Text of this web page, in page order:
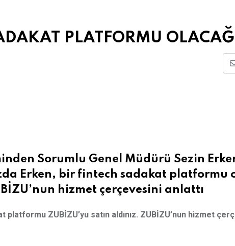
PLATFORMU
Sorumlu Genel Müdürü Sezin
Erken, bir fintech sadakat platformu
hizmet çerçevesini anlattı
platformu ZUBİZU’yu satın aldınız. ZUBİZU’nun hizmet